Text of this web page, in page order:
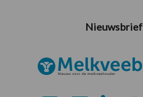
Nieuwsbrief